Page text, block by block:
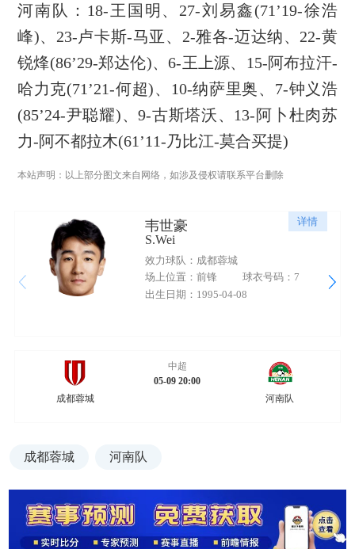
河南队：18-王国明、27-刘易鑫(71’19-徐浩
峰)、23-卢卡斯-马亚、2-雅各-迈达纳、22-黄
锐烽(86’29-郑达伦)、6-王上源、15-阿布拉汗-
哈力克(71’21-何超)、10-纳萨里奥、7-钟义浩
(85’24-尹聪耀)、9-古斯塔沃、13-阿卜杜肉苏
力-阿不都拉木(61’11-乃比江-莫合买提)
本站声明：以上部分图文来自网络，如涉及侵权请联系平台删除
详情
韦世豪
S.Wei
效力球队：成都蓉城
场上位置：前锋
球衣号码：7
出生日期：1995-04-08
成都蓉城
中超
05-09 20:00
河南队
成都蓉城 河南队